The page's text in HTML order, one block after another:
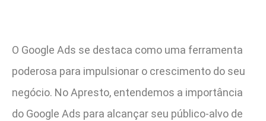
O Google Ads se destaca como uma ferramenta
poderosa para impulsionar o crescimento do seu
negócio. No Apresto, entendemos a importância
do Google Ads para alcançar seu público-alvo de